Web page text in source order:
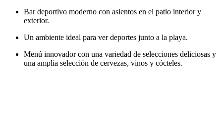
Bar deportivo moderno con asientos en el patio interior y
exterior.
Un ambiente ideal para ver deportes junto a la playa.
Menú innovador con una variedad de selecciones deliciosas y
una amplia selección de cervezas, vinos y cócteles.